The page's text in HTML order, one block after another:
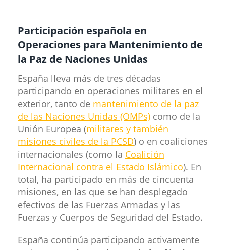
Participación española en
Operaciones para Mantenimiento de
la Paz de Naciones Unidas
España lleva más de tres décadas
participando en operaciones militares en el
exterior, tanto de mantenimiento de la paz
de las Naciones Unidas (OMPs) como de la
Unión Europea (militares y también
misiones civiles de la PCSD) o en coaliciones
internacionales (como la Coalición
Internacional contra el Estado Islámico). En
total, ha participado en más de cincuenta
misiones, en las que se han desplegado
efectivos de las Fuerzas Armadas y las
Fuerzas y Cuerpos de Seguridad del Estado.
España continúa participando activamente